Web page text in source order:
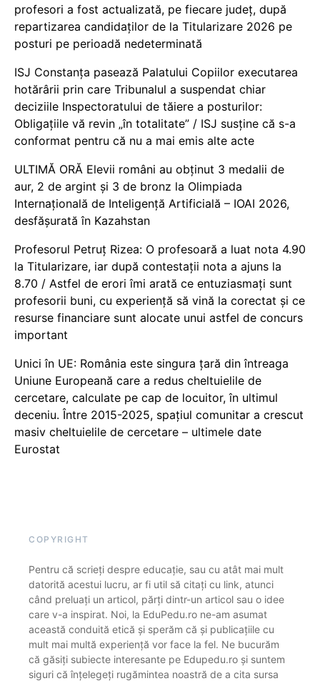
profesori a fost actualizată, pe fiecare județ, după
repartizarea candidaților de la Titularizare 2026 pe
posturi pe perioadă nedeterminată
ISJ Constanța pasează Palatului Copiilor executarea
hotărârii prin care Tribunalul a suspendat chiar
deciziile Inspectoratului de tăiere a posturilor:
Obligațiile vă revin „în totalitate” / ISJ susține că s-a
conformat pentru că nu a mai emis alte acte
ULTIMĂ ORĂ Elevii români au obținut 3 medalii de
aur, 2 de argint și 3 de bronz la Olimpiada
Internațională de Inteligență Artificială – IOAI 2026,
desfășurată în Kazahstan
Profesorul Petruț Rizea: O profesoară a luat nota 4.90
la Titularizare, iar după contestații nota a ajuns la
8.70 / Astfel de erori îmi arată ce entuziasmați sunt
profesorii buni, cu experiență să vină la corectat și ce
resurse financiare sunt alocate unui astfel de concurs
important
Unici în UE: România este singura țară din întreaga
Uniune Europeană care a redus cheltuielile de
cercetare, calculate pe cap de locuitor, în ultimul
deceniu. Între 2015-2025, spațiul comunitar a crescut
masiv cheltuielile de cercetare – ultimele date
Eurostat
COPYRIGHT
Pentru că scrieți despre educație, sau cu atât mai mult
datorită acestui lucru, ar fi util să citați cu link, atunci
când preluați un articol, părți dintr-un articol sau o idee
care v-a inspirat. Noi, la EduPedu.ro ne-am asumat
această conduită etică și sperăm că și publicațiile cu
mult mai multă experiență vor face la fel. Ne bucurăm
că găsiți subiecte interesante pe Edupedu.ro și suntem
siguri că înțelegeți rugămintea noastră de a cita sursa